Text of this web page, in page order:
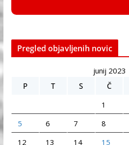
Pregled objavljenih novic
junij 2023
P
T S Č
1
5
6 7 8
12
13 14 15